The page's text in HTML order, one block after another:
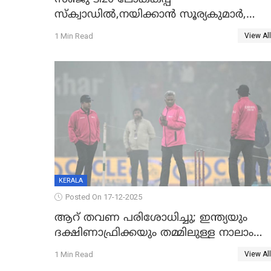
സ്‌ക്വാഡിൽ,നയിക്കാൻ സൂര്യകുമാർ,
ഇന്ത്യൻ ടീമിനെ പ്രഖ്യാപിച്ച് ബി.സി.സി.ഐ
1 Min Read View All
KERALA
Posted On 17-12-2025
ആറ് തവണ പരിശോധിച്ചു; ഇന്ത്യയും
ദക്ഷിണാഫ്രിക്കയും തമ്മിലുള്ള നാലാം
ട്വന്റി20 ഉപേക്ഷിച്ചു
1 Min Read View All